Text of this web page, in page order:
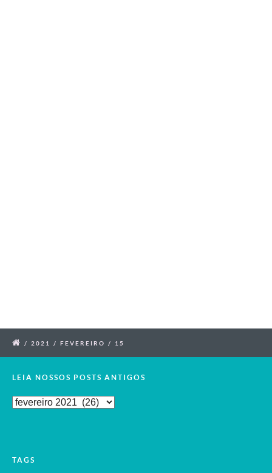
/ 2021 / FEVEREIRO / 15
LEIA NOSSOS POSTS ANTIGOS
Leia
TAGS